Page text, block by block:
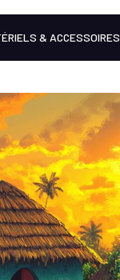
& ACCESSOIRES